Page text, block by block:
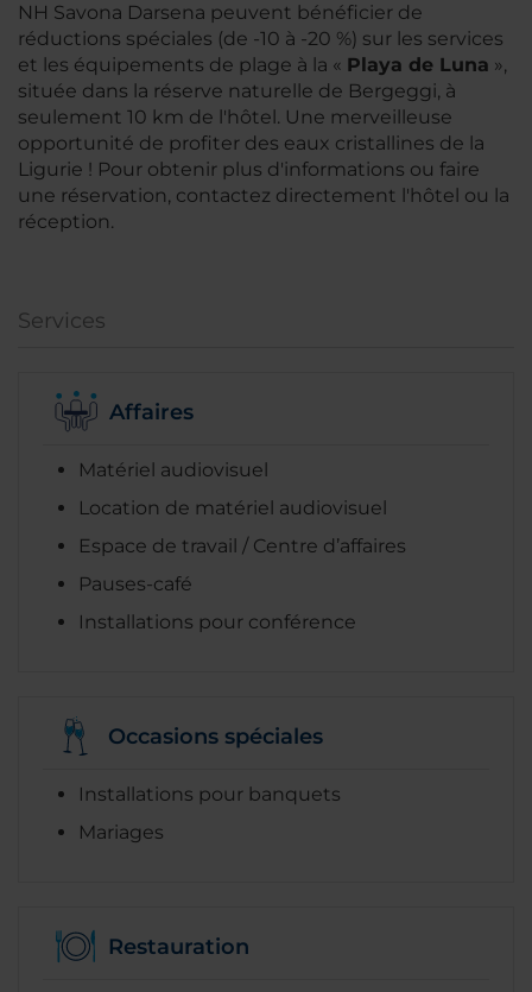
NH Savona Darsena peuvent bénéficier de
réductions spéciales (de -10 à -20 %) sur les services
et les équipements de plage à la « Playa de Luna »,
située dans la réserve naturelle de Bergeggi, à
seulement 10 km de l'hôtel. Une merveilleuse
opportunité de profiter des eaux cristallines de la
Ligurie ! Pour obtenir plus d'informations ou faire
une réservation, contactez directement l'hôtel ou la
réception.
Services
Affaires
Matériel audiovisuel
Location de matériel audiovisuel
Espace de travail / Centre d’affaires
Pauses-café
Installations pour conférence
Occasions spéciales
Installations pour banquets
Mariages
Restauration